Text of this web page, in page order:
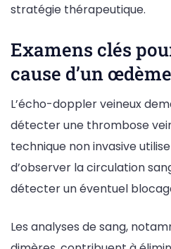
stratégie thérapeutique.
Examens clés
cause d’un œdème
L’écho-doppler veineux
détecter une thrombose
technique non invasive
d’observer la circulation
détecter un éventuel
Les analyses de sang,